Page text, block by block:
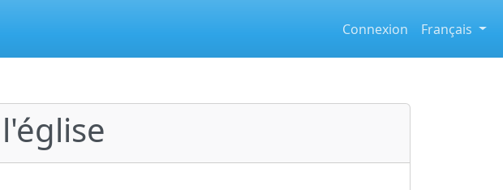
Connexion Français